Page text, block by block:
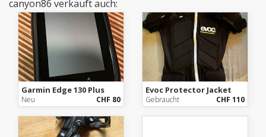
canyon86 verkauft auch:
Garmin Edge 130 Plus
Neu CHF 80
Evoc Protector Jacket
Gebraucht CHF 110